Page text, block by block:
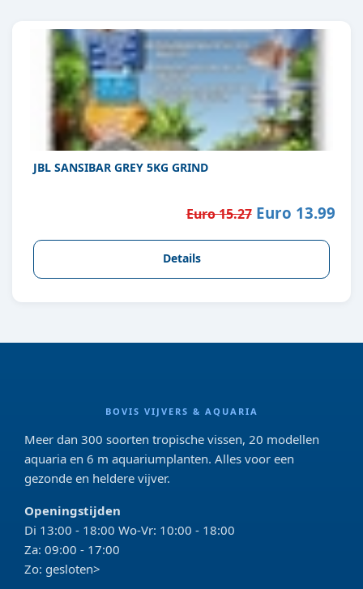
JBL SANSIBAR GREY 5KG GRIND
Euro 15.27Euro 13.99
Details
BOVIS VIJVERS & AQUARIA
Meer dan 300 soorten tropische vissen, 20 modellen
aquaria en 6 m aquariumplanten. Alles voor een
gezonde en heldere vijver.
Openingstijden
Di 13:00 - 18:00 Wo-Vr: 10:00 - 18:00
Za: 09:00 - 17:00
Zo: gesloten>